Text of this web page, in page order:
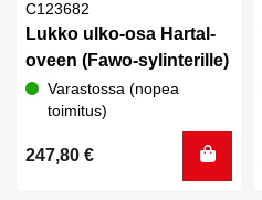
C123682
Lukko ulko-osa Hartal-
oveen (Fawo-sylinterille)
Varastossa (nopea
toimitus)
247,80 €